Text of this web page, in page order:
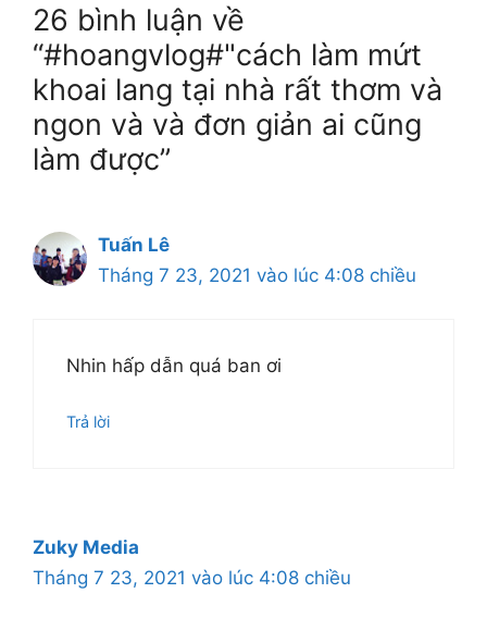
26 bình luận về
“#hoangvlog#"cách làm mứt
khoai lang tại nhà rất thơm và
ngon và và đơn giản ai cũng
làm được”
Tuấn Lê
Tháng 7 23, 2021 vào lúc 4:08 chiều
Nhin hấp dẫn quá ban ơi
Trả lời
Zuky Media
Tháng 7 23, 2021 vào lúc 4:08 chiều